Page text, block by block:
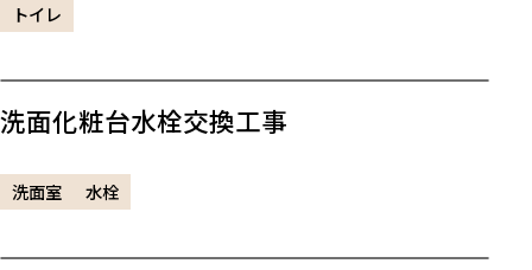
トイレ
洗面化粧台水栓交換工事
洗面室 水栓